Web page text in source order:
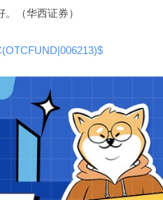
（华西证券）